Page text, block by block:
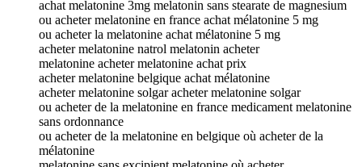
achat melatonine 3mg melatonin sans stearate de magnesium
ou acheter melatonine en france achat mélatonine 5 mg
ou acheter la melatonine achat mélatonine 5 mg
acheter melatonine natrol melatonin acheter
melatonine acheter melatonine achat prix
acheter melatonine belgique achat mélatonine
acheter melatonine solgar acheter melatonine solgar
ou acheter de la melatonine en france medicament melatonine
sans ordonnance
ou acheter de la melatonine en belgique où acheter de la
mélatonine